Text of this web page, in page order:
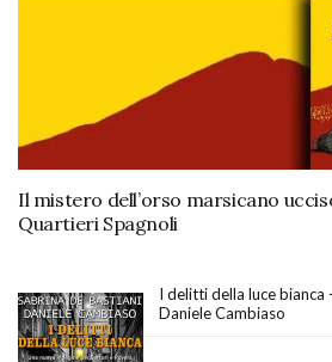
Il mistero dell’orso marsicano
Quartieri Spagnoli
I delitti della luce bianca
Daniele Cambiaso